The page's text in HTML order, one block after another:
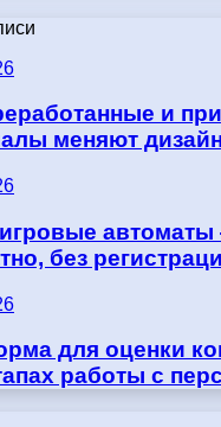
и
меняют
без
для оценки
работы с